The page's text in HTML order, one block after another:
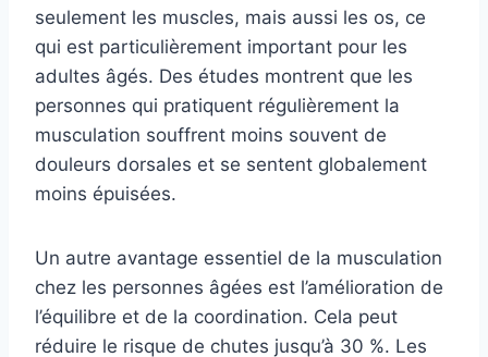
seulement les muscles, mais aussi les os, ce
qui est particulièrement important pour les
adultes âgés. Des études montrent que les
personnes qui pratiquent régulièrement la
musculation souffrent moins souvent de
douleurs dorsales et se sentent globalement
moins épuisées.
Un autre avantage essentiel de la musculation
chez les personnes âgées est l’amélioration de
l’équilibre et de la coordination. Cela peut
réduire le risque de chutes jusqu’à 30 %. Les